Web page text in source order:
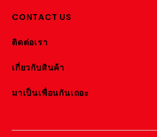
CONTACT US
ติดต่อเรา
เกี่ยวกับสินค้า
มาเป็นเพื่อนกันเถอะ